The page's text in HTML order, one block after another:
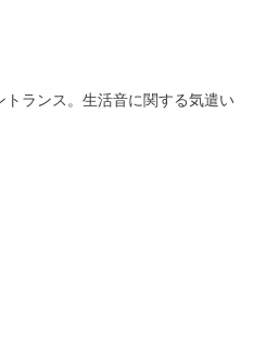
トランス。生活音に関する気遣い